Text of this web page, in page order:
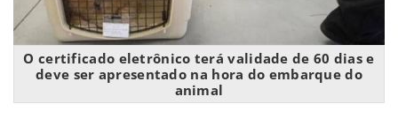
O certificado eletrônico terá validade de 60 dias e
deve ser apresentado na hora do embarque do
animal